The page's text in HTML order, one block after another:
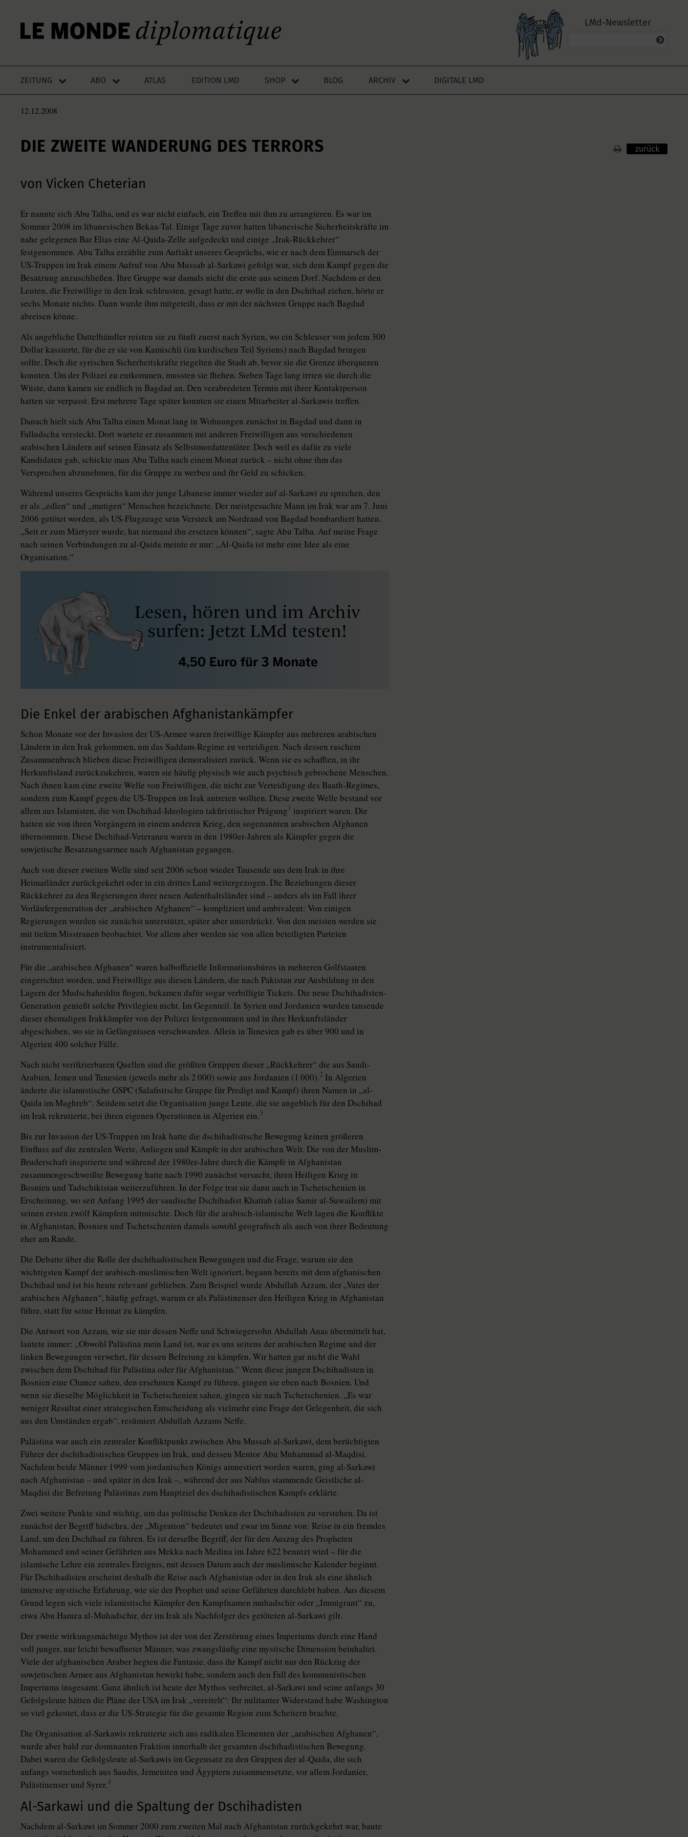
LMd-Newsletter
ZEITUNG ABO ATLAS EDITION LMD SHOP BLOG ARCHIV DIGITALE LMD
12.12.2008
DIE ZWEITE WANDERUNG DES TERRORS zurück
von Vicken Cheterian
Er nannte sich Abu Talha, und es war nicht einfach, ein Treffen mit ihm zu arrangieren. Es war im
Sommer 2008 im libanesischen Bekaa-Tal. Einige Tage zuvor hatten libanesische Sicherheitskräfte im
nahe gelegenen Bar Elias eine Al-Qaida-Zelle aufgedeckt und einige „Irak-Rückkehrer“
festgenommen. Abu Talha erzählte zum Auftakt unseres Gesprächs, wie er nach dem Einmarsch der
US-Truppen im Irak einem Aufruf von Abu Mussab al-Sarkawi gefolgt war, sich dem Kampf gegen die
Besatzung anzuschließen. Ihre Gruppe war damals nicht die erste aus seinem Dorf. Nachdem er den
Leuten, die Freiwillige in den Irak schleusten, gesagt hatte, er wolle in den Dschihad ziehen, hörte er
sechs Monate nichts. Dann wurde ihm mitgeteilt, dass er mit der nächsten Gruppe nach Bagdad
abreisen könne.
Als angebliche Dattelhändler reisten sie zu fünft zuerst nach Syrien, wo ein Schleuser von jedem 300
Dollar kassierte, für die er sie von Kamischli (im kurdischen Teil Syriens) nach Bagdad bringen
sollte. Doch die syrischen Sicherheitskräfte riegelten die Stadt ab, bevor sie die Grenze überqueren
konnten. Um der Polizei zu entkommen, mussten sie fliehen. Sieben Tage lang irrten sie durch die
Wüste, dann kamen sie endlich in Bagdad an. Den verabredeten Termin mit ihrer Kontaktperson
hatten sie verpasst. Erst mehrere Tage später konnten sie einen Mitarbeiter al-Sarkawis treffen.
Danach hielt sich Abu Talha einen Monat lang in Wohnungen zunächst in Bagdad und dann in
Falludscha versteckt. Dort wartete er zusammen mit anderen Freiwilligen aus verschiedenen
arabischen Ländern auf seinen Einsatz als Selbstmordattentäter. Doch weil es dafür zu viele
Kandidaten gab, schickte man Abu Talha nach einem Monat zurück – nicht ohne ihm das
Versprechen abzunehmen, für die Gruppe zu werben und ihr Geld zu schicken.
Während unseres Gesprächs kam der junge Libanese immer wieder auf al-Sarkawi zu sprechen, den
er als „edlen“ und „mutigen“ Menschen bezeichnete. Der meistgesuchte Mann im Irak war am 7. Juni
2006 getötet worden, als US-Flugzeuge sein Versteck am Nordrand von Bagdad bombardiert hatten.
„Seit er zum Märtyrer wurde, hat niemand ihn ersetzen können“, sagte Abu Talha. Auf meine Frage
nach seinen Verbindungen zu al-Qaida meinte er nur: „Al-Qaida ist mehr eine Idee als eine
Organisation.“
Die Enkel der arabischen Afghanistankämpfer
Schon Monate vor der Invasion der US-Armee waren freiwillige Kämpfer aus mehreren arabischen
Ländern in den Irak gekommen, um das Saddam-Regime zu verteidigen. Nach dessen raschem
Zusammenbruch blieben diese Freiwilligen demoralisiert zurück. Wenn sie es schafften, in ihr
Herkunftsland zurückzukehren, waren sie häufig physisch wie auch psychisch gebrochene Menschen.
Nach ihnen kam eine zweite Welle von Freiwilligen, die nicht zur Verteidigung des Baath-Regimes,
sondern zum Kampf gegen die US-Truppen im Irak antreten wollten. Diese zweite Welle bestand vor
allem aus Islamisten, die von Dschihad-Ideologien takfiristischer Prägung 1 inspiriert waren. Die
hatten sie von ihren Vorgängern in einem anderen Krieg, den sogenannten arabischen Afghanen
übernommen. Diese Dschihad-Veteranen waren in den 1980er-Jahren als Kämpfer gegen die
sowjetische Besatzungsarmee nach Afghanistan gegangen.
Auch von dieser zweiten Welle sind seit 2006 schon wieder Tausende aus dem Irak in ihre
Heimatländer zurückgekehrt oder in ein drittes Land weitergezogen. Die Beziehungen dieser
Rückkehrer zu den Regierungen ihrer neuen Aufenthaltsländer sind – anders als im Fall ihrer
Vorläufergeneration der „arabischen Afghanen“ – kompliziert und ambivalent: Von einigen
Regierungen wurden sie zunächst unterstützt, später aber unterdrückt. Von den meisten werden sie
mit tiefem Misstrauen beobachtet. Vor allem aber werden sie von allen beteiligten Parteien
instrumentalisiert.
Für die „arabischen Afghanen“ waren halboffizielle Informationsbüros in mehreren Golfstaaten
eingerichtet worden, und Freiwillige aus diesen Ländern, die nach Pakistan zur Ausbildung in den
Lagern der Mudschaheddin flogen, bekamen dafür sogar verbilligte Tickets. Die neue Dschihadisten-
Generation genießt solche Privilegien nicht. Im Gegenteil. In Syrien und Jordanien wurden tausende
dieser ehemaligen Irakkämpfer von der Polizei festgenommen und in ihre Herkunftsländer
abgeschoben, wo sie in Gefängnissen verschwanden. Allein in Tunesien gab es über 900 und in
Algerien 400 solcher Fälle.
Nach nicht verifizierbaren Quellen sind die größten Gruppen dieser „Rückkehrer“ die aus Saudi-
Arabien, Jemen und Tunesien (jeweils mehr als 2 000) sowie aus Jordanien (1 000).2 In Algerien
änderte die islamistische GSPC (Salafistische Gruppe für Predigt und Kampf) ihren Namen in „al-
Qaida im Maghreb“. Seitdem setzt die Organisation junge Leute, die sie angeblich für den Dschihad
im Irak rekrutierte, bei ihren eigenen Operationen in Algerien ein.3
Bis zur Invasion der US-Truppen im Irak hatte die dschihadistische Bewegung keinen größeren
Einfluss auf die zentralen Werte, Anliegen und Kämpfe in der arabischen Welt. Die von der Muslim-
Bruderschaft inspirierte und während der 1980er-Jahre durch die Kämpfe in Afghanistan
zusammengeschweißte Bewegung hatte nach 1990 zunächst versucht, ihren Heiligen Krieg in
Bosnien und Tadschikistan weiterzuführen. In der Folge trat sie dann auch in Tschetschenien in
Erscheinung, wo seit Anfang 1995 der saudische Dschihadist Khattab (alias Samir al-Suwailem) mit
seinen ersten zwölf Kämpfern mitmischte. Doch für die arabisch-islamische Welt lagen die Konflikte
in Afghanistan, Bosnien und Tschetschenien damals sowohl geografisch als auch von ihrer Bedeutung
eher am Rande.
Die Debatte über die Rolle der dschihadistischen Bewegungen und die Frage, warum sie den
wichtigsten Kampf der arabisch-muslimischen Welt ignoriert, begann bereits mit dem afghanischen
Dschihad und ist bis heute relevant geblieben. Zum Beispiel wurde Abdullah Azzam, der „Vater der
arabischen Afghanen“, häufig gefragt, warum er als Palästinenser den Heiligen Krieg in Afghanistan
führe, statt für seine Heimat zu kämpfen.
Die Antwort von Azzam, wie sie mir dessen Neffe und Schwiegersohn Abdullah Anas übermittelt hat,
lautete immer: „Obwohl Palästina mein Land ist, war es uns seitens der arabischen Regime und der
linken Bewegungen verwehrt, für dessen Befreiung zu kämpfen. Wir hatten gar nicht die Wahl
zwischen dem Dschihad für Palästina oder für Afghanistan.“ Wenn diese jungen Dschihadisten in
Bosnien eine Chance sahen, den ersehnten Kampf zu führen, gingen sie eben nach Bosnien. Und
wenn sie dieselbe Möglichkeit in Tschetschenien sahen, gingen sie nach Tschetschenien. „Es war
weniger Resultat einer strategischen Entscheidung als vielmehr eine Frage der Gelegenheit, die sich
aus den Umständen ergab“, resümiert Abdullah Azzams Neffe.
Palästina war auch ein zentraler Konfliktpunkt zwischen Abu Mussab al-Sarkawi, dem berüchtigten
Führer der dschihadistischen Gruppen im Irak, und dessen Mentor Abu Muhammad al-Maqdisi.
Nachdem beide Männer 1999 vom jordanischen Königs amnestiert worden waren, ging al-Sarkawi
nach Afghanistan – und später in den Irak –, während der aus Nablus stammende Geistliche al-
Maqdisi die Befreiung Palästinas zum Hauptziel des dschihadistischen Kampfs erklärte.
Zwei weitere Punkte sind wichtig, um das politische Denken der Dschihadisten zu verstehen. Da ist
zunächst der Begriff hidschra, der „Migration“ bedeutet und zwar im Sinne von: Reise in ein fremdes
Land, um den Dschihad zu führen. Es ist derselbe Begriff, der für den Auszug des Propheten
Mohammed und seiner Gefährten aus Mekka nach Medina im Jahre 622 benutzt wird – für die
islamische Lehre ein zentrales Ereignis, mit dessen Datum auch der muslimische Kalender beginnt.
Für Dschihadisten erscheint deshalb die Reise nach Afghanistan oder in den Irak als eine ähnlich
intensive mystische Erfahrung, wie sie der Prophet und seine Gefährten durchlebt haben. Aus diesem
Grund legen sich viele islamistische Kämpfer den Kampfnamen muhadschir oder „Immigrant“ zu,
etwa Abu Hamza al-Muhadschir, der im Irak als Nachfolger des getöteten al-Sarkawi gilt.
Der zweite wirkungsmächtige Mythos ist der von der Zerstörung eines Imperiums durch eine Hand
voll junger, nur leicht bewaffneter Männer, was zwangsläufig eine mystische Dimension beinhaltet.
Viele der afghanischen Araber hegten die Fantasie, dass ihr Kampf nicht nur den Rückzug der
sowjetischen Armee aus Afghanistan bewirkt habe, sondern auch den Fall des kommunistischen
Imperiums insgesamt. Ganz ähnlich ist heute der Mythos verbreitet, al-Sarkawi und seine anfangs 30
Gefolgsleute hätten die Pläne der USA im Irak „vereitelt“: Ihr militanter Widerstand habe Washington
so viel gekostet, dass er die US-Strategie für die gesamte Region zum Scheitern brachte.
Die Organisation al-Sarkawis rekrutierte sich aus radikalen Elementen der „arabischen Afghanen“,
wurde aber bald zur dominanten Fraktion innerhalb der gesamten dschihadistischen Bewegung.
Dabei waren die Gefolgsleute al-Sarkawis im Gegensatz zu den Gruppen der al-Qaida, die sich
anfangs vornehmlich aus Saudis, Jemeniten und Ägyptern zusammensetzte, vor allem Jordanier,
Palästinenser und Syrer.4
Al-Sarkawi und die Spaltung der Dschihadisten
Nachdem al-Sarkawi im Sommer 2000 zum zweiten Mal nach Afghanistan zurückgekehrt war, baute